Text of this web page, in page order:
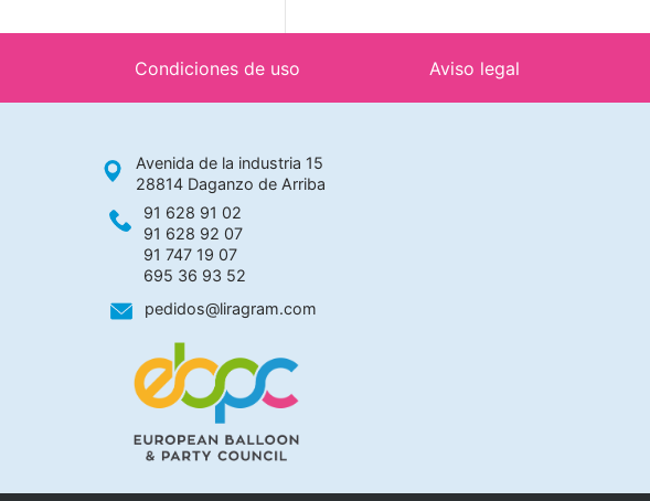
Condiciones de uso Aviso legal
Avenida de la industria 15
28814 Daganzo de Arriba
91 628 91 02
91 628 92 07
91 747 19 07
695 36 93 52
pedidos@liragram.com